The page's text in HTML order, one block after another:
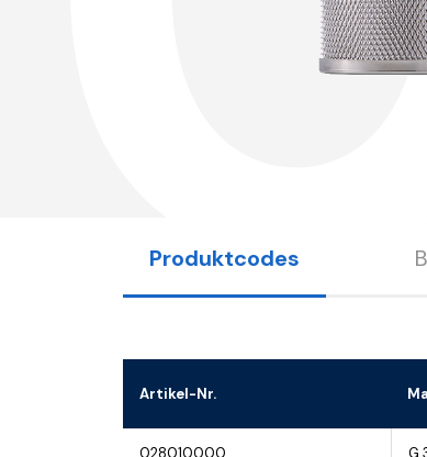
Produktcodes
Artikel-Nr.
028010000 G